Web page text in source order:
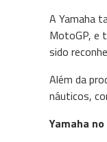
A Yamaha
MotoGP, e
sido
Além da
náuticos,
Yamaha